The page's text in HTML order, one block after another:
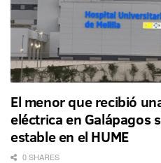
El menor que recibió
eléctrica en Galápagos
estable en el HUME
0 SHARES